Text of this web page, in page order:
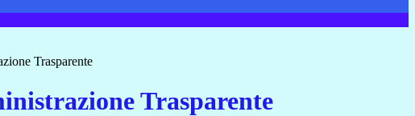
Trasparente
Trasparente